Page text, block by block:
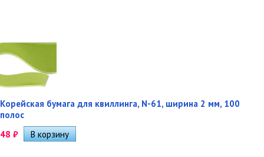
Корейская бумага для квиллинга, N-61, ширина 2 мм, 100
полос
48 ₽